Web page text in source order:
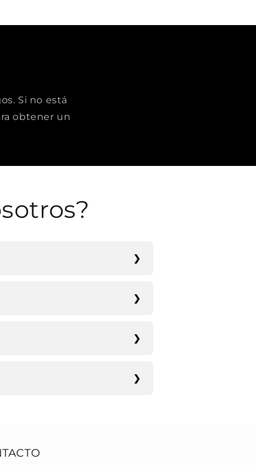
Si no está
obtener un